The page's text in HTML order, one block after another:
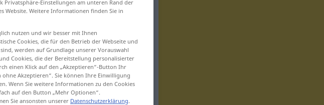
Einstellungen am unteren Rand der
Website. Weitere Informationen finden Sie in
nutzen und wir besser mit Ihnen
Cookies, die für den Betrieb der Webseite und
werden auf Grundlage unserer Vorauswahl
Cookies, die der Bereitstellung personalisierter
einen Klick auf den „Akzeptieren“-Button Ihr
Akzeptieren“. Sie können Ihre Einwilligung
Wenn Sie weitere Informationen zu den Cookies
auf den Button „Mehr Optionen“.
Sie ansonsten unserer Datenschutzerklärung.